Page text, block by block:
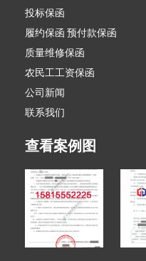
投标保函
履约保函 预付款保函
质量维修保函
农民工工资保函
公司新闻
联系我们
查看案例图